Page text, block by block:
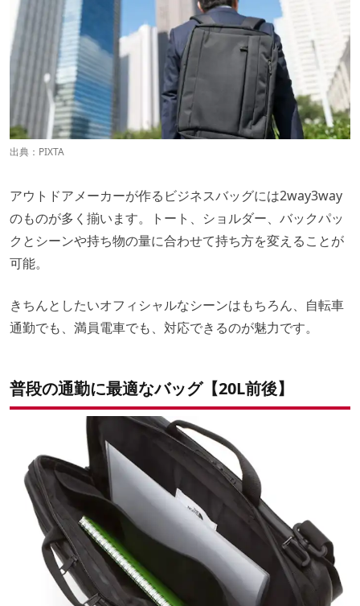
出典： PIXTA
アウトドアメーカーが作るビジネスバッグには2way3way
のものが多く揃います。トート、ショルダー、バックパッ
クとシーンや持ち物の量に合わせて持ち方を変えることが
可能。
きちんとしたいオフィシャルなシーンはもちろん、自転車
通勤でも、満員電車でも、対応できるのが魅力です。
普段の通勤に最適なバッグ【20L前後】